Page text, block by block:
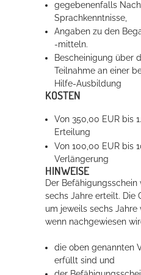
gegebenenfalls
Sprachkenntnisse,
Angaben zu den
-mitteln.
Bescheinigung über
Teilnahme an einer
Hilfe-Ausbildung
KOSTEN
Von 350,00 EUR bis
Erteilung
Von 100,00 EUR bis
Verlängerung
HINWEISE
Der
sechs Jahre erteilt. Die
um jeweils sechs Jahre
wenn nachgewiesen
die oben genannten
erfüllt sind und